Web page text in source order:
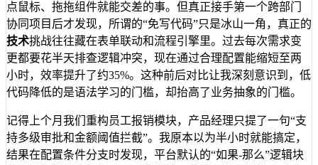
点鼠标、拖拖组件就能交差的事。但真正接手第一个跨部门
协同项目后才发现，所谓的“免写代码”只是冰山一角，真正的
技术挑战往往藏在表单联动和流程引擎里。过去每次需求变
更都要花半天排查逻辑冲突，现在通过合理配置能缩短至两
小时，效率提升了约35%。这种前后对比让我深刻意识到，低
代码降低的是语法学习的门槛，却抬高了业务抽象的门槛。
记得上个月我们重构员工报销模块，产品经理只提了一句“支
持多级审批和金额阈值拦截”。我原本以为半小时就能搞定，
结果在配置条件分支时发现，平台默认的“如果-那么”逻辑块